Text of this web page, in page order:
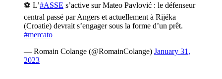
⚽️ L’#ASSE s’active sur Mateo Pavlović : le défenseur
central passé par Angers et actuellement à Rijéka
(Croatie) devrait s’engager sous la forme d’un prêt.
#mercato
— Romain Colange (@RomainColange) January 31,
2023